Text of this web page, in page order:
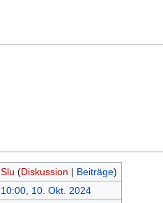
Slu (Diskussion | Beiträge)
10:00, 10. Okt. 2024